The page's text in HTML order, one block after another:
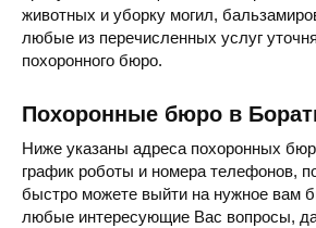
животных и уборку могил,
любые из перечисленных услуг
похоронного бюро.
Похоронные бюро в
Ниже указаны адреса похоронных
график роботы и номера телефонов,
быстро можете выйти на нужное вам
любые интересующие Вас вопросы,